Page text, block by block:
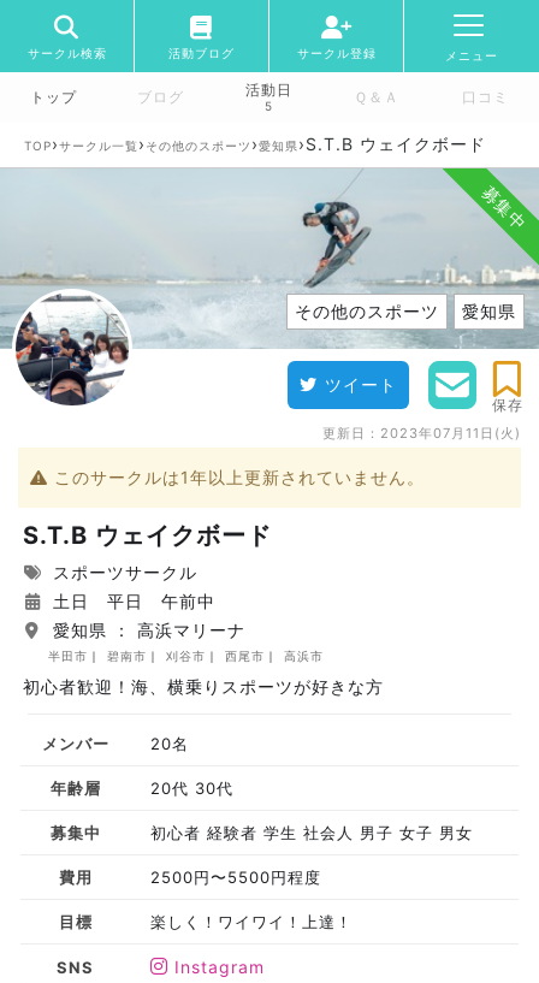
サークル検索 活動ブログ サークル登録 メニュー
トップ ブログ 活動日
5 Ｑ＆Ａ 口コミ
TOP›サークル一覧 › その他のスポーツ ›愛知県›S.T.B ウェイクボード
募集中
その他のスポーツ 愛知県
ツイート
保存
更新日： 2023年07月11日(火)
このサークルは1年以上更新されていません。
S.T.B ウェイクボード
スポーツサークル
土日 平日 午前中
愛知県 ： 高浜マリーナ
半田市 碧南市 刈谷市 西尾市 高浜市
初心者歓迎！海、横乗りスポーツが好きな方
メンバー 20名
年齢層 20代 30代
募集中 初心者 経験者 学生 社会人 男子 女子 男女
費用 2500円〜5500円程度
目標 楽しく！ワイワイ！上達！
SNS Instagram